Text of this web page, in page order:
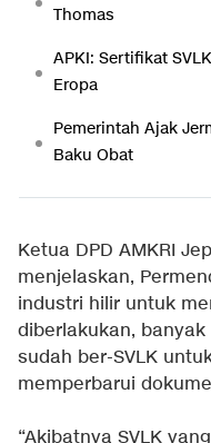
Thomas
APKI: Sertifikat
Eropa
Pemerintah Ajak
Baku Obat
Ketua DPD AMKRI
menjelaskan,
industri hilir untuk
diberlakukan,
sudah ber-SVLK
memperbarui
“Akibatnya SVLK